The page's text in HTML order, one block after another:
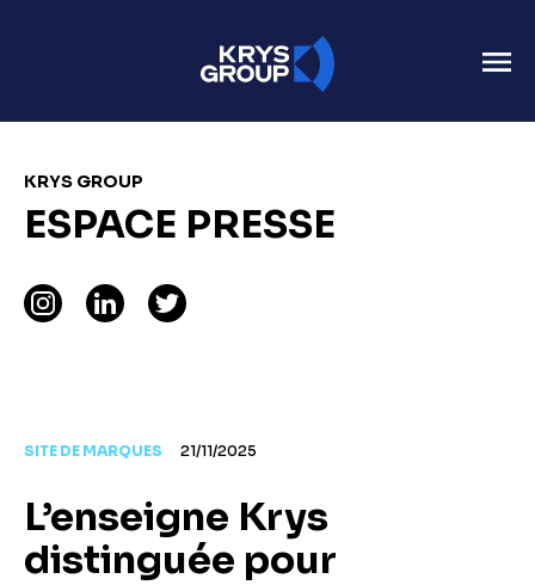
KRYS GROUP
ESPACE PRESSE
SITE DE MARQUES 21/11/2025
L’enseigne Krys
distinguée pour